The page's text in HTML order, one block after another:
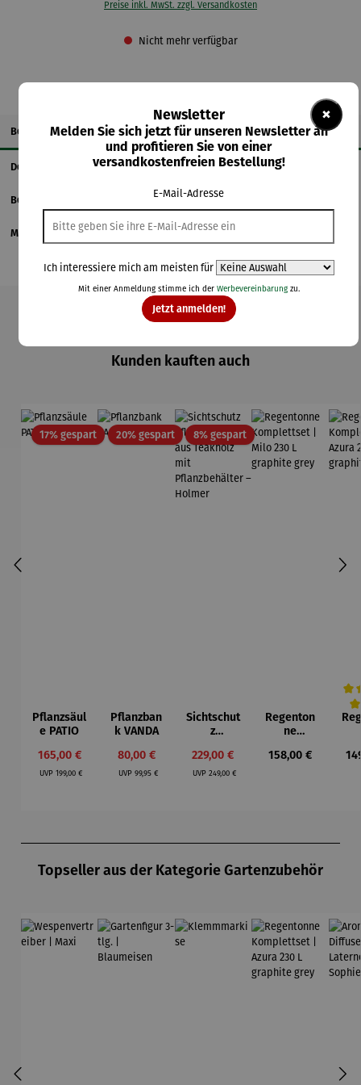
Preise inkl. MwSt. zzgl. Versandkosten
Nicht mehr verfügbar
Beschreibung
Details
Bewertungen
Magazinbeitrag
Produktgalerie überspringen
Kunden kauften auch
17% gespartRabatt
Pflanzsäul
e PATIO
Verkaufspreis:
165,00 €
UVPRegulärer Preis:
199,00 €
20% gespartRabatt
Pflanzban
k VANDA
Verkaufspreis:
80,00 €
UVP Regulärer Preis:
99,95 €
8% gespartRabatt
Sichtschut
z
ier aus
Teakholz
Verkaufspreis:
229,00 €
UVPRegulärer Preis:
249,00 €
Regenton
ne
et | Milo
Regulärer Preis:
158,00 €
et
Topseller aus der Kategorie Gartenzubehör
×
Newsletter
Melden Sie sich jetzt für unseren Newsletter an
und profitieren Sie von einer
versandkostenfreien Bestellung!
E-Mail-Adresse
Ich interessiere mich am meisten für
Mit einer Anmeldung stimme ich der Werbevereinbarungzu.
Jetzt anmelden!